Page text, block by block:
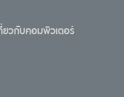
ยวกับคอมพิวเตอร์